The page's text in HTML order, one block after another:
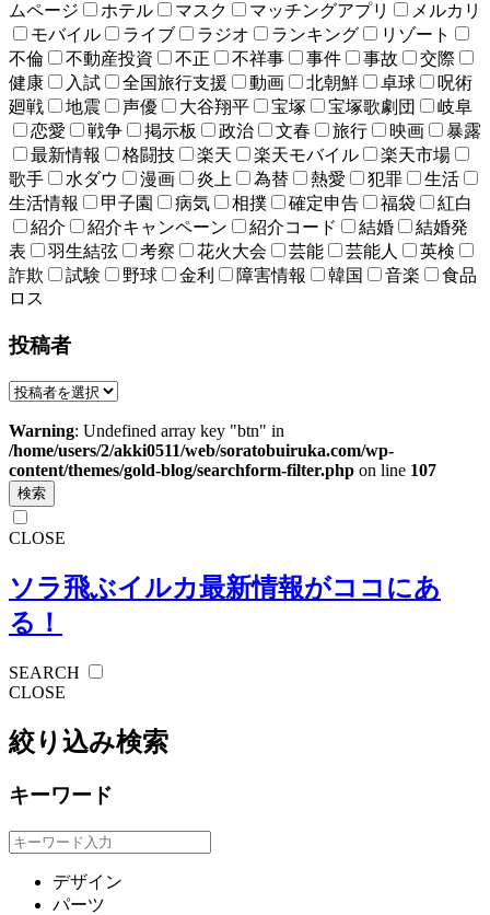
ムページ
ホテル マスク マッチングアプリ
メルカリ
モバイル
ライブ ラジオ ランキング
リゾート
不倫
不動産投資 不正 不祥事 事件 事故
交際
健康
入試 全国旅行支援 動画 北朝鮮 卓球
呪術
廻戦
地震 声優 大谷翔平 宝塚 宝塚歌劇団
岐阜
恋愛
戦争 掲示板 政治 文春 旅行 映画
暴露
最新情報
格闘技 楽天 楽天モバイル
楽天市場
歌手
水ダウ 漫画 炎上 為替 熱愛 犯罪
生活
生活情報
甲子園 病気 相撲 確定申告 福袋
紅白
紹介
紹介キャンペーン 紹介コード 結婚
結婚発
表
羽生結弦 考察 花火大会 芸能 芸能人
英検
詐欺
試験 野球 金利 障害情報 韓国 音楽
食品
ロス
投稿者
Warning: Undefined array key "btn" in
/home/users/2/akki0511/web/soratobuiruka.com/wp-
content/themes/gold-blog/searchform-filter.php on line 107
検索
CLOSE
ソラ飛ぶイルカ最新情報がココにあ
る！
SEARCH
CLOSE
絞り込み検索
キーワード
デザイン
パーツ